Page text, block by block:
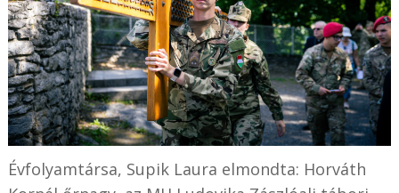
Évfolyamtársa, Supik Laura elmondta: Horváth